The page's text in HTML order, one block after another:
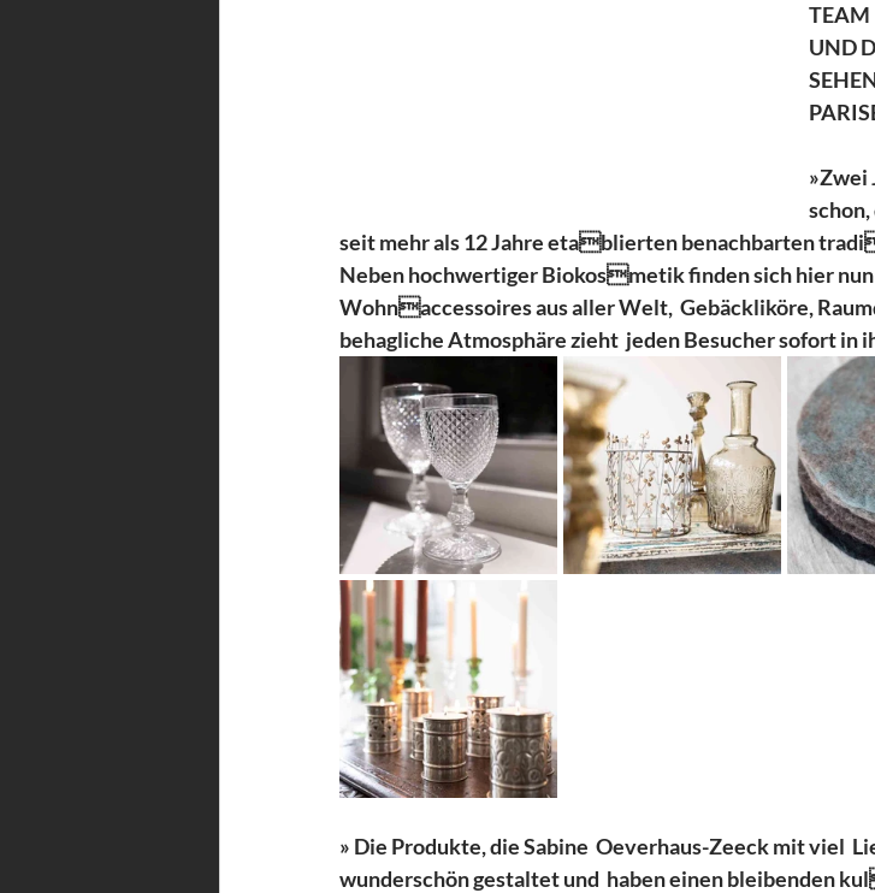
TEAM
UND
»Zwei
seit mehr als 12 Jahre etablierten benachbarten
Neben hochwertiger Biokosmetik finden sich hier
Wohnaccessoires aus aller Welt,  Gebäckliköre,
behagliche Atmosphäre zieht  jeden Besucher sofort in
» Die Produkte, die Sabine  Oeverhaus-Zeeck mit viel
wunderschön gestaltet und  haben einen bleibenden